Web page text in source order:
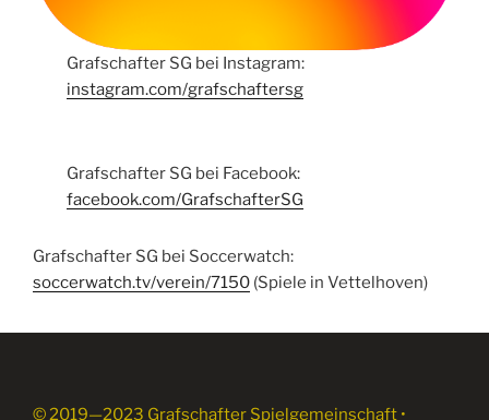
Grafschafter SG bei Instagram:
instagram.com/grafschaftersg
Grafschafter SG bei Facebook:
facebook.com/GrafschafterSG
Grafschafter SG bei Soccerwatch:
soccerwatch.tv/verein/7150 (Spiele in Vettelhoven)
© 2019—2023 Grafschafter Spielgemeinschaft •